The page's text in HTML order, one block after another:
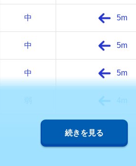
中 5m
中 5m
中 5m
弱 4m
続きを見る